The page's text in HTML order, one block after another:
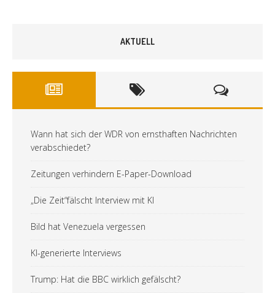
AKTUELL
Wann hat sich der WDR von ernsthaften Nachrichten
verabschiedet?
Zeitungen verhindern E-Paper-Download
„Die Zeit“fälscht Interview mit KI
Bild hat Venezuela vergessen
KI-generierte Interviews
Trump: Hat die BBC wirklich gefälscht?